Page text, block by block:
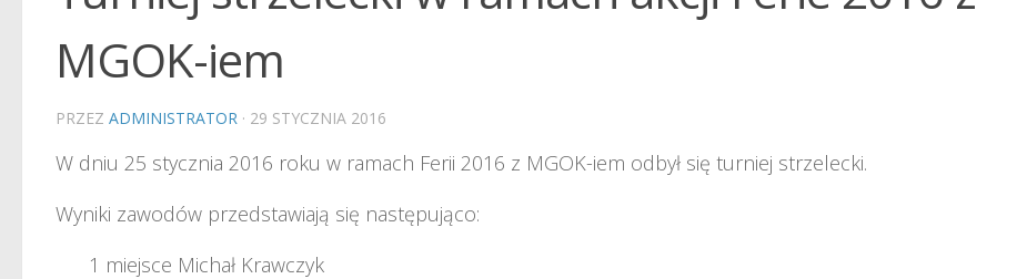
MGOK-iem
PRZEZ ADMINISTRATOR · 29 STYCZNIA 2016
W dniu 25 stycznia 2016 roku w ramach Ferii 2016 z MGOK-iem odbył się turniej strzelecki.
Wyniki zawodów przedstawiają się następująco:
1 miejsce Michał Krawczyk